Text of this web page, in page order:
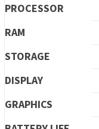
PROCESSOR
RAM
STORAGE
DISPLAY
GRAPHICS